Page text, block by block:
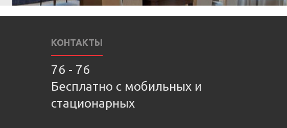
КОНТАКТЫ
76 - 76
Бесплатно с мобильных и
стационарных